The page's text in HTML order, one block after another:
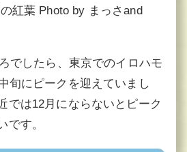
紅葉 Photo by まっさand
でしたら、東京でのイロハモ
旬にピークを迎えていまし
では12月にならないとピーク
です。